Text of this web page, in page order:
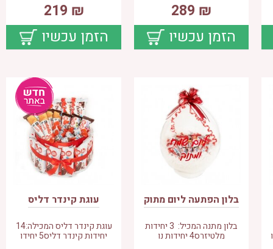
₪
289
הזמן עכשיו
₪
219
הזמן עכשיו
בלון הפתעה ליום מתוק
בלון מתנה המכיל: 3 יחידות
מלטיזרס4 יחידות נו
עוגת קינדר דליס
עוגת קינדר דליס המכילה:14
יחידות קינדר דליס5 יחידו